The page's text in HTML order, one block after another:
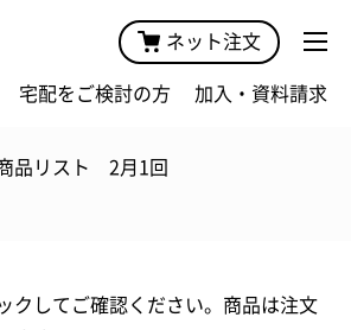
ネット注文
宅配をご検討の方 加入・資料請求
品リスト 2月1回
クしてご確認ください。商品は注文